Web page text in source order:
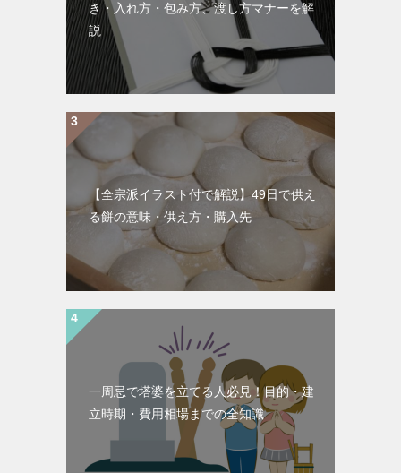
き・入れ方・包み方、渡し方マナーを解
説
【全宗派イラスト付で解説】49日で供え
る餅の意味・供え方・購入先
一周忌で塔婆を立てる人必見！目的・建
立時期・費用相場までの全知識